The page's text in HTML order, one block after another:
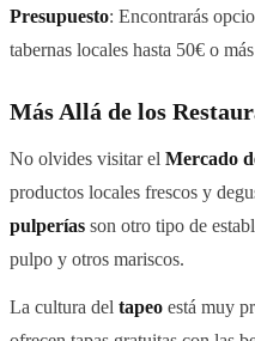
Presupuesto: Encontrarás
tabernas locales hasta 50€ o
Más Allá de los
No olvides visitar el Mercado
productos locales frescos y
pulperías son otro tipo de
pulpo y otros mariscos.
La cultura del tapeo está muy